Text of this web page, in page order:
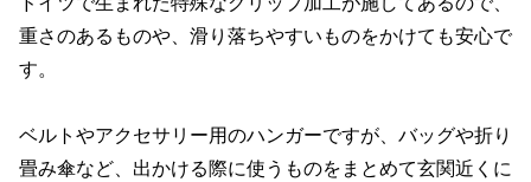
重さのあるものや、滑り落ちやすいものをかけても安心で
す。
ベルトやアクセサリー用のハンガーですが、バッグや折り
畳み傘など、出かける際に使うものをまとめて玄関近くに